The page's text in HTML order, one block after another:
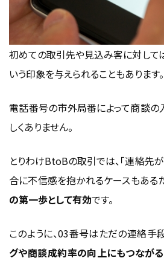
初めての取引先や見込み客に対しては
いう印象を与えられることもあります。
電話番号の市外局番によって商談の
しくありません。
とりわけBtoBの取引では、「連絡先
合に不信感を抱かれるケースもある
の第一歩として有効です。
このように、03番号はただの連絡手
グや商談成約率の向上にもつながる